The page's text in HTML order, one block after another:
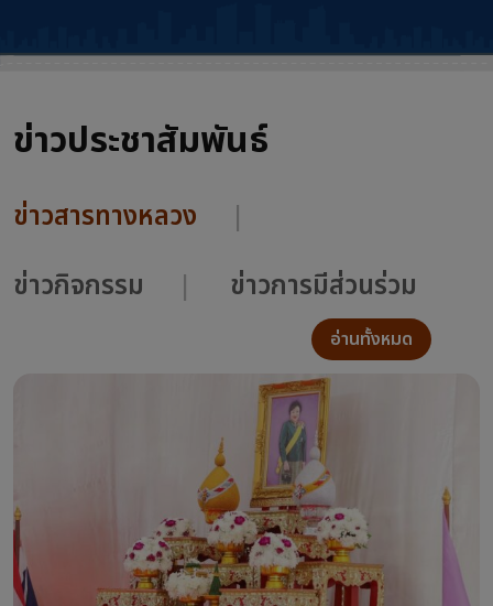
ข่าวประชาสัมพันธ์
ข่าวสารทางหลวง
ข่าวกิจกรรม
ข่าวการมีส่วนร่วม
อ่านทั้งหมด